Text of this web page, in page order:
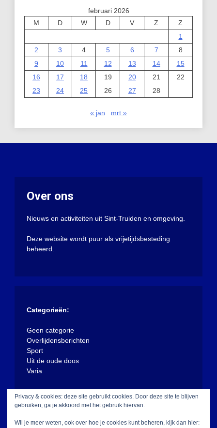
februari 2026
M
D W D V Z
Z
1
2
3 4 5 6 7
8
9
10 11 12 13 14
15
16
17 18 19 20 21
22
23
24 25 26 27 28
« jan mrt »
Over ons
Nieuws en activiteiten uit Sint-Truiden en omgeving.
Deze website wordt puur als vrijetijdsbesteding
beheerd.
Categorieën:
Geen categorie
Overlijdensberichten
Sport
Uit de oude doos
Varia
Privacy & cookies: deze site gebruikt cookies. Door deze site te blijven
gebruiken, ga je akkoord met het gebruik hiervan.
Wil je meer weten, ook over hoe je cookies kunt beheren, kijk dan hier: